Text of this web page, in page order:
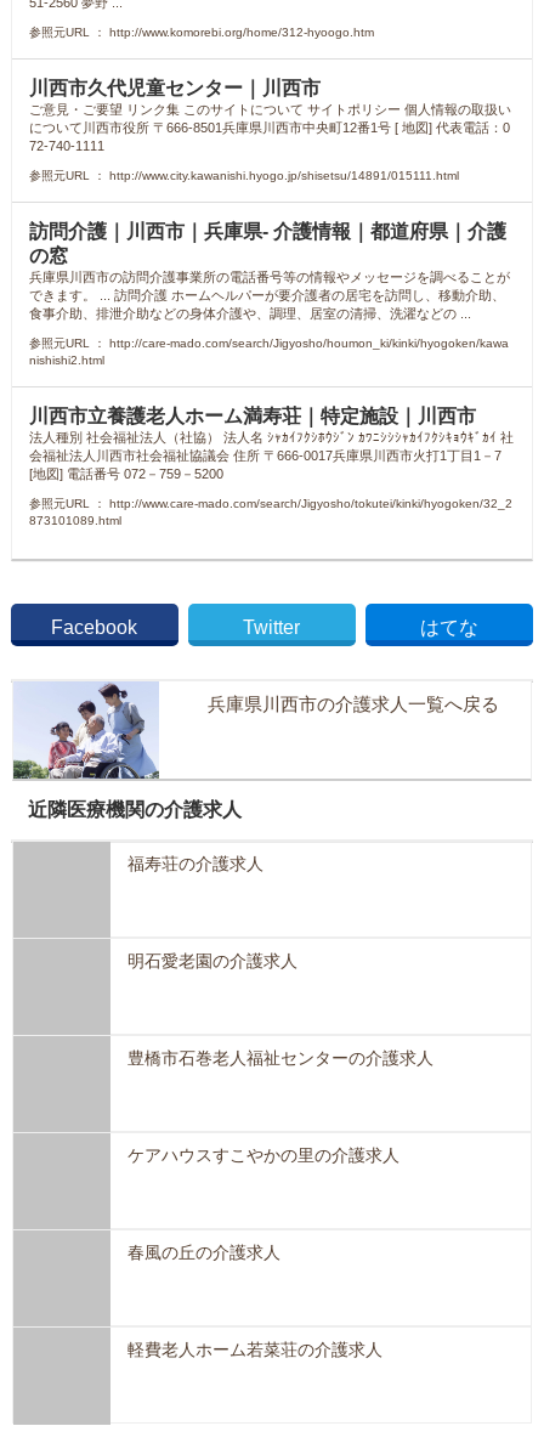
参照元URL ： http://www.komorebi.org/home/312-hyoogo.htm
川西市久代児童センター｜川西市
ご意見・ご要望 リンク集 このサイトについて サイトポリシー 個人情報の取扱い
について川西市役所 〒666-8501兵庫県川西市中央町12番1号 [ 地図] 代表電話：0
72-740-1111
参照元URL ： http://www.city.kawanishi.hyogo.jp/shisetsu/14891/015111.html
訪問介護｜川西市｜兵庫県- 介護情報｜都道府県｜介護
の窓
兵庫県川西市の訪問介護事業所の電話番号等の情報やメッセージを調べることが
できます。 ... 訪問介護 ホームヘルパーが要介護者の居宅を訪問し、移動介助、
食事介助、排泄介助などの身体介護や、調理、居室の清掃、洗濯などの ...
参照元URL ： http://care-mado.com/search/Jigyosho/houmon_ki/kinki/hyogoken/kawa
nishishi2.html
川西市立養護老人ホーム満寿荘｜特定施設｜川西市
法人種別 社会福祉法人（社協） 法人名 ｼｬｶｲﾌｸｼﾎｳｼﾞﾝ ｶﾜﾆｼｼｼｬｶｲﾌｸｼｷｮｳｷﾞｶｲ 社
会福祉法人川西市社会福祉協議会 住所 〒666-0017兵庫県川西市火打1丁目1－7
[地図] 電話番号 072－759－5200
参照元URL ： http://www.care-mado.com/search/Jigyosho/tokutei/kinki/hyogoken/32_2
873101089.html
Facebook Twitter はてな
兵庫県川西市の介護求人一覧へ戻る
近隣医療機関の介護求人
福寿荘の介護求人
明石愛老園の介護求人
豊橋市石巻老人福祉センターの介護求人
ケアハウスすこやかの里の介護求人
春風の丘の介護求人
軽費老人ホーム若菜荘の介護求人